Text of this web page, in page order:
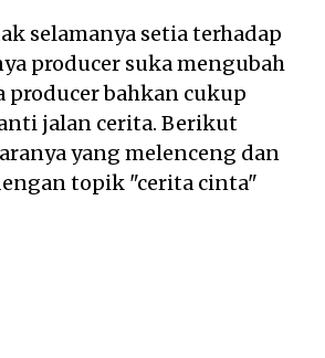
selamanya setia terhadap
producer suka mengubah
producer bahkan cukup
jalan cerita. Berikut
yang melenceng dan
topik "cerita cinta"